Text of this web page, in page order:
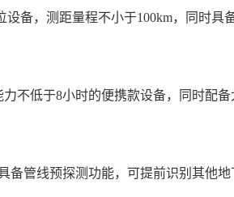
备，测距量程不小于100km，同时具
不低于8小时的便携款设备，同时配
备管线预探测功能，可提前识别其他